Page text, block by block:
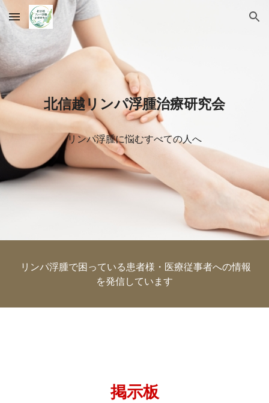
Skip to main content Skip to navigation
北信越リンパ浮腫治療研究会
リンパ浮腫に悩むすべての人へ
リンパ浮腫で困っている患者様・医療従事者への情報
を発信しています
掲示板